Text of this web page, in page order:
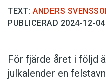
TEXT: ANDERS
PUBLICERAD 2024-12-04
För fjärde året i följd
julkalender en